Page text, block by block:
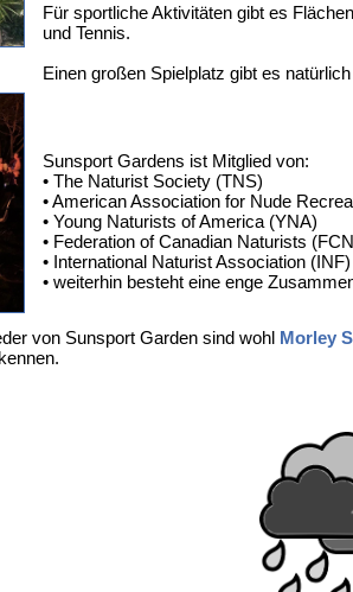
Für sportliche Aktivitäten gibt es
und Tennis.
Einen großen Spielplatz gibt es
Sunsport Gardens ist Mitglied von:
• The Naturist Society (TNS)
• American Association for Nude
• Young Naturists of America (YNA)
• Federation of Canadian Naturists
• International Naturist Association (INF)
• weiterhin besteht eine enge
von Sunsport Garden sind wohl Morley